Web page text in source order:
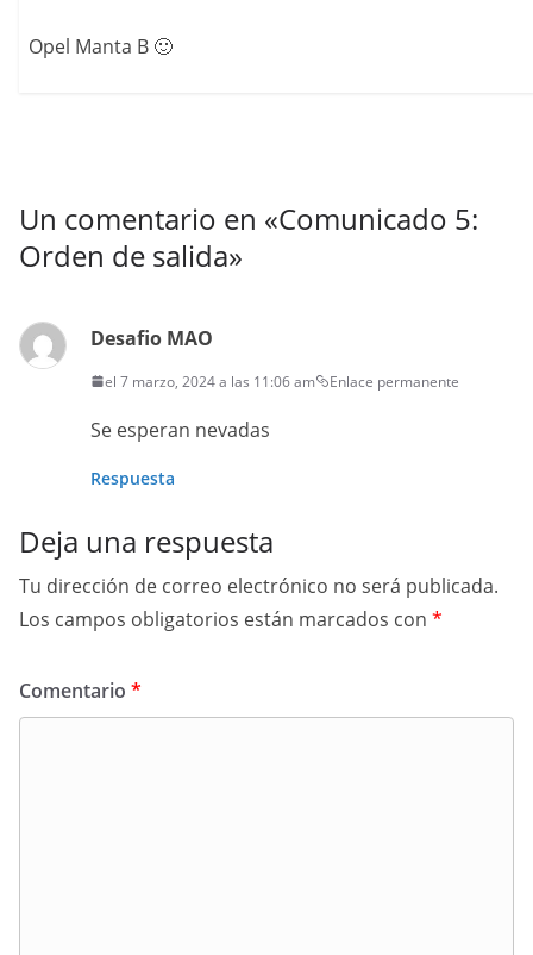
Opel Manta B 🙂
Un comentario en «Comunicado 5:
Orden de salida»
Desafio MAO
el 7 marzo, 2024 a las 11:06 am Enlace permanente
Se esperan nevadas
Respuesta
Deja una respuesta
Tu dirección de correo electrónico no será publicada.
Los campos obligatorios están marcados con *
Comentario *